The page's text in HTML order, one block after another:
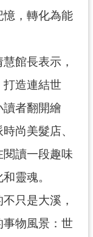
，轉化為能
館長表示，
打造連結世
者翻開繪
尚美髮店、
讀一段趣味
靈魂。
只是大溪，
物風景：世